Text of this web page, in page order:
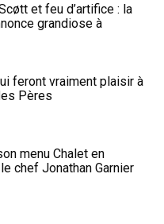
et feu d’artifice : la
grandiose à
feront vraiment plaisir à
Pères
menu Chalet en
chef Jonathan Garnier